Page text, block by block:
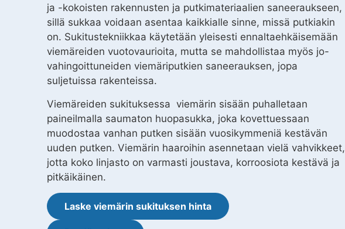
ja -kokoisten rakennusten ja putkimateriaalien saneeraukseen,
sillä sukkaa voidaan asentaa kaikkialle sinne, missä putkiakin
on. Sukitustekniikkaa käytetään yleisesti ennaltaehkäisemään
viemäreiden vuotovaurioita, mutta se mahdollistaa myös jo-
vahingoittuneiden viemäriputkien saneerauksen, jopa
suljetuissa rakenteissa.
Viemäreiden sukituksessa viemärin sisään puhalletaan
paineilmalla saumaton huopasukka, joka kovettuessaan
muodostaa vanhan putken sisään vuosikymmeniä kestävän
uuden putken. Viemärin haaroihin asennetaan vielä vahvikkeet,
jotta koko linjasto on varmasti joustava, korroosiota kestävä ja
pitkäikäinen.
Laske viemärin sukituksen hinta